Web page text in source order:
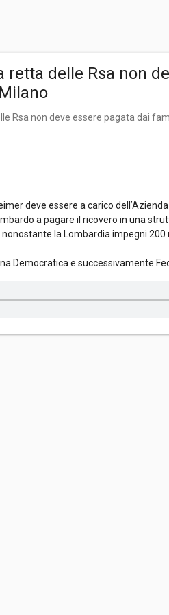
retta delle Rsa non
Rsa non deve essere pagata dai
deve essere a carico
a pagare il ricovero in una
la Lombardia impegni
Democratica e successivamente